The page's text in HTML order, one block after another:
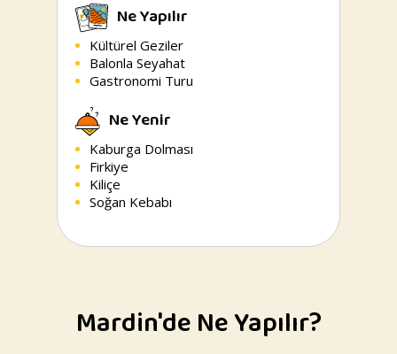
Ne Yapılır
Kültürel Geziler
Balonla Seyahat
Gastronomi Turu
Ne Yenir
Kaburga Dolması
Firkiye
Kiliçe
Soğan Kebabı
Mardin'de Ne Yapılır?